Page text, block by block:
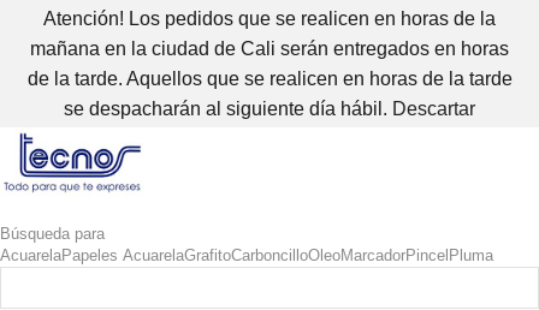
Atención! Los pedidos que se realicen en horas de la
mañana en la ciudad de Cali serán entregados en horas
de la tarde. Aquellos que se realicen en horas de la tarde
se despacharán al siguiente día hábil. Descartar
Búsqueda para
AcuarelaPapeles AcuarelaGrafitoCarboncilloOleoMarcadorPincel Pluma